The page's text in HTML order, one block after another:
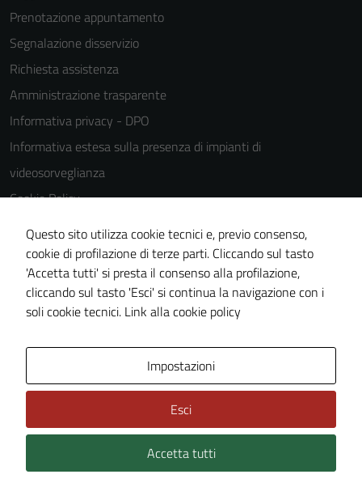
Prenotazione appuntamento
Segnalazione disservizio
Richiesta assistenza
Amministrazione trasparente
Informativa privacy - DPO
Informativa estesa sulla presenza di impianti di
videosorveglianza
Cookie Policy
Note legali
Dichiarazione di accessibilità
Piano di miglioramento del sito
Statistiche sito web
Technical Design s.r.l.
Questo sito utilizza cookie tecnici e, previo consenso,
cookie di profilazione di terze parti. Cliccando sul tasto
'Accetta tutti' si presta il consenso alla profilazione,
cliccando sul tasto 'Esci' si continua la navigazione con i
soli cookie tecnici. Link alla cookie policy
Impostazioni
Esci
Accetta tutti